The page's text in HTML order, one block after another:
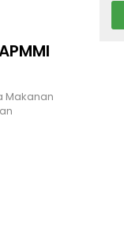
Makanan